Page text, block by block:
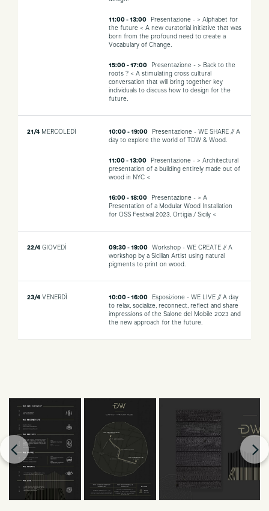
11:00 - 13:00
Presentazione - > Alphabet for
the future < A new curatorial initiative that was
born from the profound need to create a
Vocabulary of Change.
15:00 - 17:00
Presentazione - > Back to the
roots ? < A stimulating cross cultural
conversation that will bring together key
individuals to discuss how to design for the
future.
21/4 MERCOLEDÌ 10:00 - 19:00
Presentazione - WE SHARE // A
day to explore the world of TDW & Wood.
11:00 - 13:00
Presentazione - > Architectural
presentation of a building entirely made out of
wood in NYC <
16:00 - 18:00
Presentazione - > A
Presentation of a Modular Wood Installation
for OSS Festival 2023, Ortigia / Sicily <
22/4 GIOVEDÌ 09:30 - 19:00
Workshop - WE CREATE // A
workshop by a Sicilian Artist using natural
pigments to print on wood.
23/4 VENERDÌ 10:00 - 16:00
Esposizione - WE LIVE // A day
to relax, socialize, reconnect, reflect and share
impressions of the Salone del Mobile 2023 and
the new approach for the future.